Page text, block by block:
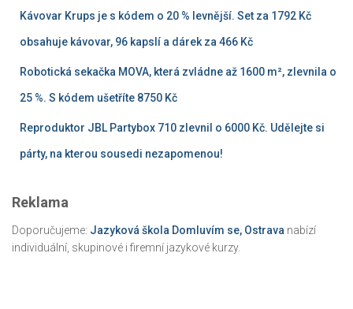
Kávovar Krups je s kódem o 20 % levnější. Set za 1792 Kč
obsahuje kávovar, 96 kapslí a dárek za 466 Kč
Robotická sekačka MOVA, která zvládne až 1600 m², zlevnila o
25 %. S kódem ušetříte 8750 Kč
Reproduktor JBL Partybox 710 zlevnil o 6000 Kč. Udělejte si
párty, na kterou sousedi nezapomenou!
Reklama
Doporučujeme: Jazyková škola Domluvím se, Ostrava nabízí
individuální, skupinové i firemní jazykové kurzy.